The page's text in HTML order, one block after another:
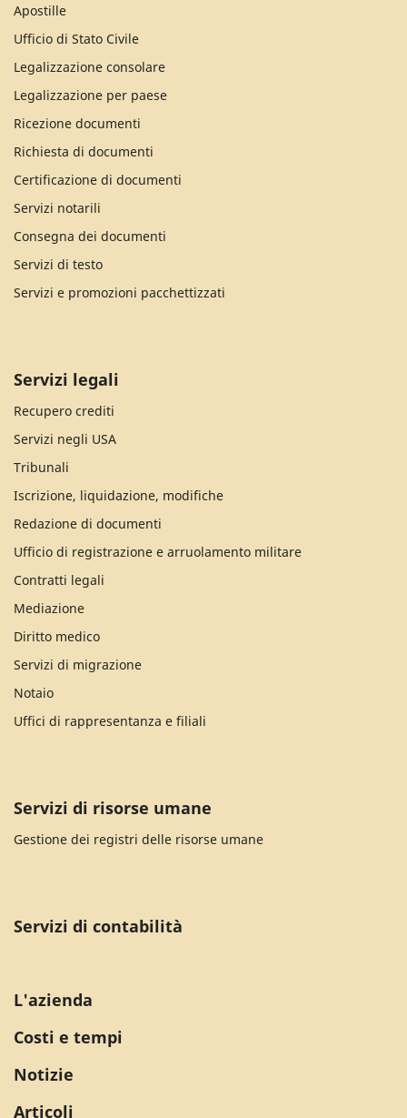
Apostille
Ufficio di Stato Civile
Legalizzazione consolare
Legalizzazione per paese
Ricezione documenti
Richiesta di documenti
Certificazione di documenti
Servizi notarili
Consegna dei documenti
Servizi di testo
Servizi e promozioni pacchettizzati
Servizi legali
Recupero crediti
Servizi negli USA
Tribunali
Iscrizione, liquidazione, modifiche
Redazione di documenti
Ufficio di registrazione e arruolamento militare
Contratti legali
Mediazione
Diritto medico
Servizi di migrazione
Notaio
Uffici di rappresentanza e filiali
Servizi di risorse umane
Gestione dei registri delle risorse umane
Servizi di contabilità
L'azienda
Costi e tempi
Notizie
Articoli